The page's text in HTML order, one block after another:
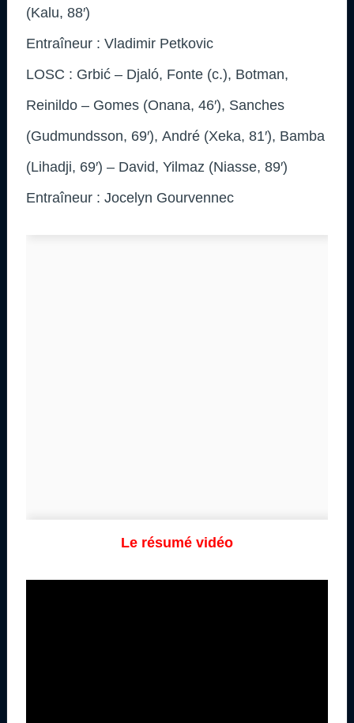
(Kalu, 88′)
Entraîneur : Vladimir Petkovic
LOSC : Grbić – Djaló, Fonte (c.), Botman,
Reinildo – Gomes (Onana, 46′), Sanches
(Gudmundsson, 69′), André (Xeka, 81′), Bamba
(Lihadji, 69′) – David, Yilmaz (Niasse, 89′)
Entraîneur : Jocelyn Gourvennec
Le résumé vidéo